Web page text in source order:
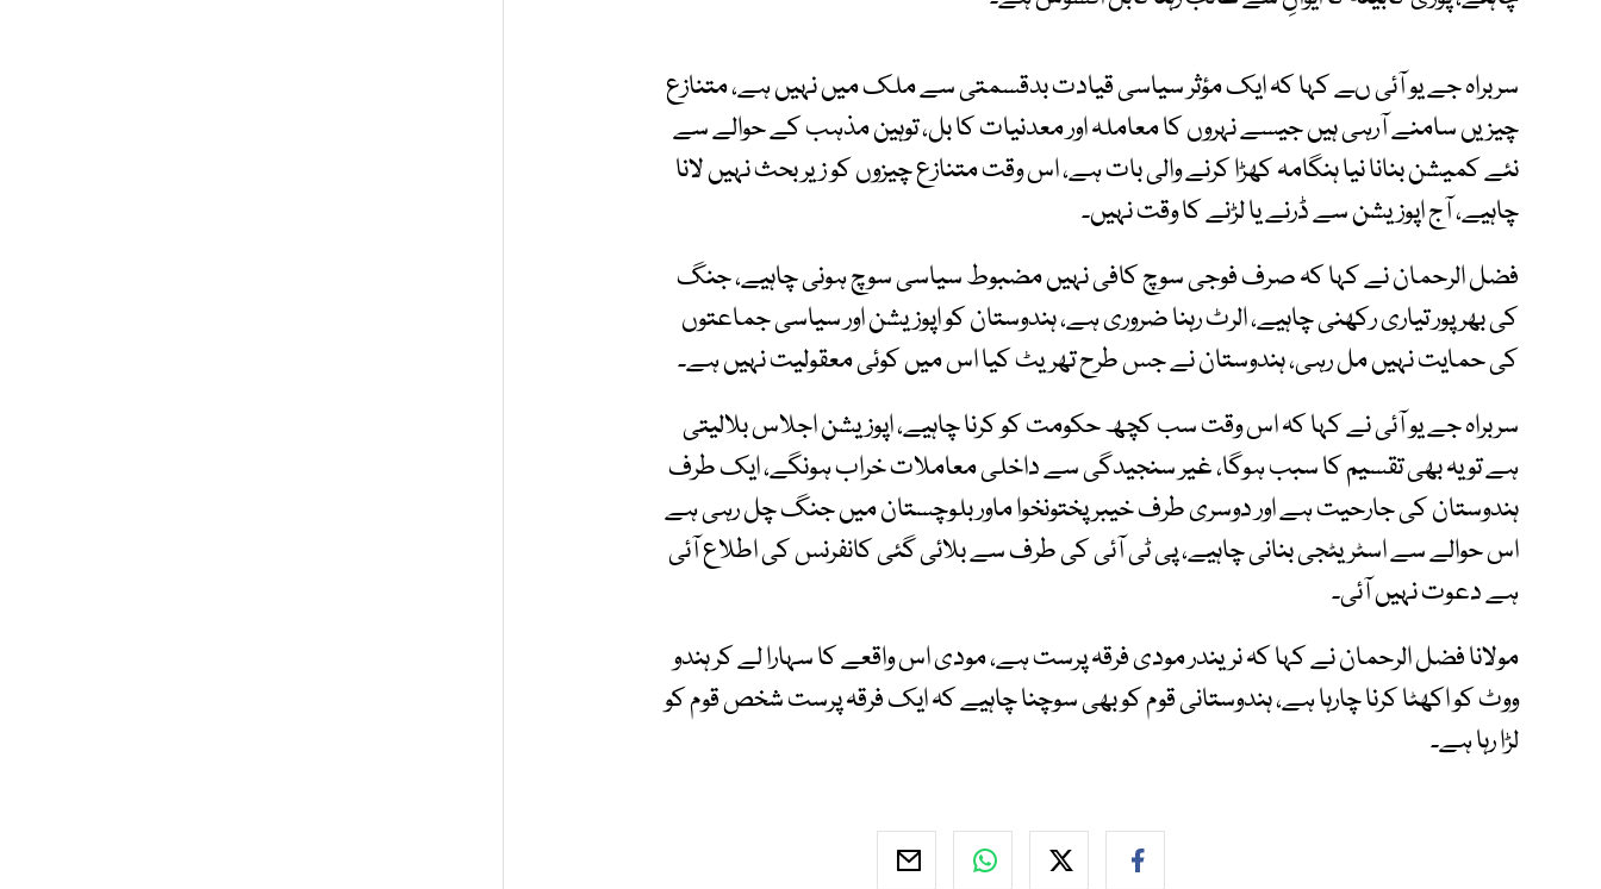
سربراہ جے یو آئی ںے کہا کہ ایک مؤثر سیاسی قیادت بدقسمتی سے ملک میں نہیں ہے، متنازع
چیزیں سامنے آرہی ہیں جیسے نہروں کا معاملہ اور معدنیات کا بل، توہین مذہب کے حوالے سے
نئے کمیشن بنانا نیا ہنگامہ کھڑا کرنے والی بات ہے، اس وقت متنازع چیزوں کو زیر بحث نہیں لانا
چاہیے، آج اپوزیشن سے ڈرنے یا لڑنے کا وقت نہیں۔
فضل الرحمان نے کہا کہ صرف فوجی سوچ کافی نہیں مضبوط سیاسی سوچ ہونی چاہیے، جنگ
کی بھرپور تیاری رکھنی چاہیے، الرٹ رہنا ضروری ہے، ہندوستان کو اپوزیشن اور سیاسی جماعتوں
کی حمایت نہیں مل رہی، ہندوستان نے جس طرح تھریٹ کیا اس میں کوئی معقولیت نہیں ہے۔
سربراہ جے یو آئی نے کہا کہ اس وقت سب کچھ حکومت کو کرنا چاہیے، اپوزیشن اجلاس بلالیتی
ہے تو یہ بھی تقسیم کا سبب ہوگا، غیر سنجیدگی سے داخلی معاملات خراب ہونگے، ایک طرف
ہندوستان کی جارحیت ہے اور دوسری طرف خیبرپختونخوا ماور بلوچستان میں جنگ چل رہی ہے
اس حوالے سے اسٹریٹجی بنانی چاہیے، پی ٹی آئی کی طرف سے بلائی گئی کانفرنس کی اطلاع آئی
ہے دعوت نہیں آئی۔
مولانا فضل الرحمان نے کہا کہ نریندر مودی فرقہ پرست ہے، مودی اس واقعے کا سہارا لے کر ہندو
ووٹ کو اکھٹا کرنا چارہا ہے، ہندوستانی قوم کو بھی سوچنا چاہیے کہ ایک فرقہ پرست شخص قوم کو
لڑا رہا ہے۔